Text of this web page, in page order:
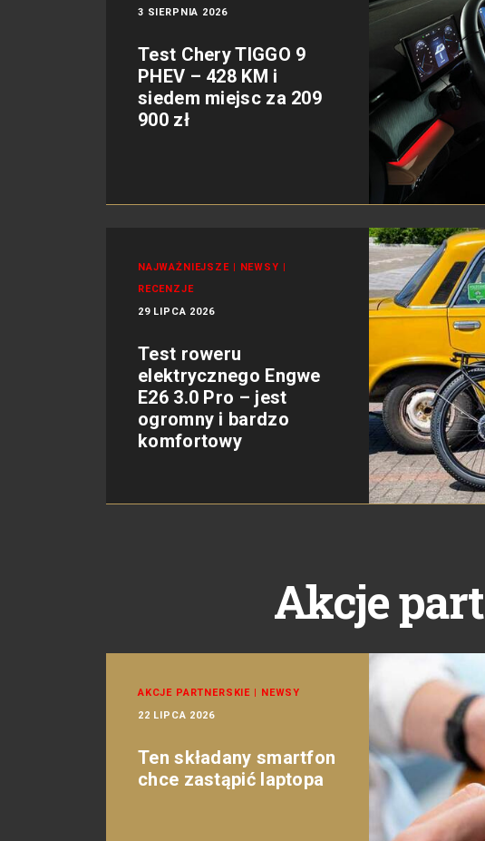
3 SIERPNIA 2026
Test Chery TIGGO 9
PHEV – 428 KM i
siedem miejsc za 209
900 zł
NAJWAŻNIEJSZE | NEWSY |
RECENZJE
29 LIPCA 2026
Test roweru
elektrycznego Engwe
E26 3.0 Pro – jest
ogromny i bardzo
komfortowy
Akcje
AKCJE PARTNERSKIE | NEWSY
22 LIPCA 2026
Ten składany smartfon
chce zastąpić laptopa